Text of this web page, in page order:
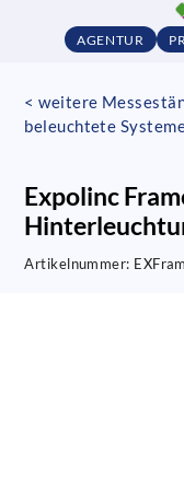
AGENTUR
< weitere
beleuchtete
Expolinc
Artikelnummer: